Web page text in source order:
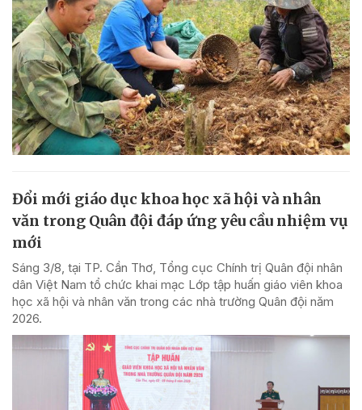
Đổi mới giáo dục khoa học xã hội và nhân
văn trong Quân đội đáp ứng yêu cầu nhiệm vụ
mới
Sáng 3/8, tại TP. Cần Thơ, Tổng cục Chính trị Quân đội nhân
dân Việt Nam tổ chức khai mạc Lớp tập huấn giáo viên khoa
học xã hội và nhân văn trong các nhà trường Quân đội năm
2026.